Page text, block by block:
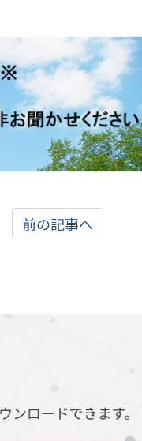
前の記事へ